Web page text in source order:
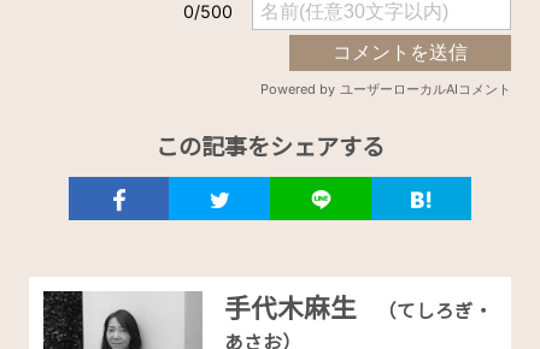
この記事をシェアする
手代木麻生
（てしろぎ・
あさお）